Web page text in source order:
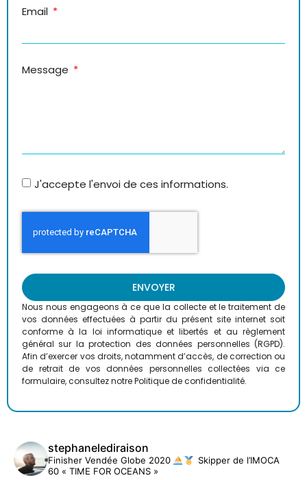
Email
Message
J'accepte l'envoi de ces informations.
ENVOYER
Nous nous engageons à ce que la collecte et le traitement de
vos données effectuées à partir du présent site internet soit
conforme à la loi informatique et libertés et au règlement
général sur la protection des données personnelles (RGPD).
Afin d’exercer vos droits, notamment d’accès, de correction ou
de retrait de vos données personnelles collectées via ce
formulaire, consultez notre Politique de confidentialité.
stephanelediraison
Finisher Vendée Globe 2020
Skipper de l’IMOCA
60 « TIME FOR OCEANS »